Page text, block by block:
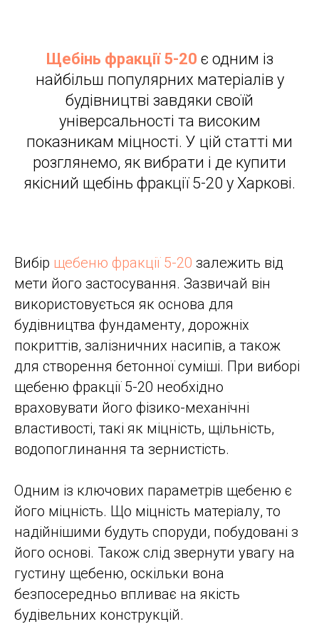
Щебінь фракції 5-20 є одним із
найбільш популярних матеріалів у
будівництві завдяки своїй
універсальності та високим
показникам міцності. У цій статті ми
розглянемо, як вибрати і де купити
якісний щебінь фракції 5-20 у Харкові.
Вибір щебеню фракції 5-20 залежить від
мети його застосування. Зазвичай він
використовується як основа для
будівництва фундаменту, дорожніх
покриттів, залізничних насипів, а також
для створення бетонної суміші. При виборі
щебеню фракції 5-20 необхідно
враховувати його фізико-механічні
властивості, такі як міцність, щільність,
водопоглинання та зернистість.
Одним із ключових параметрів щебеню є
його міцність. Що міцність матеріалу, то
надійнішими будуть споруди, побудовані з
його основі. Також слід звернути увагу на
густину щебеню, оскільки вона
безпосередньо впливає на якість
будівельних конструкцій.